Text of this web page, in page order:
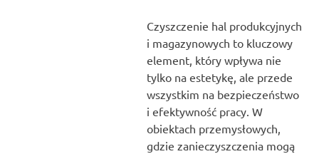
Czyszczenie hal produkcyjnych
i magazynowych to kluczowy
element, który wpływa nie
tylko na estetykę, ale przede
wszystkim na bezpieczeństwo
i efektywność pracy. W
obiektach przemysłowych,
gdzie zanieczyszczenia mogą